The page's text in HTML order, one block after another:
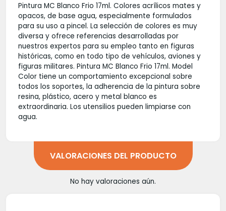
Pintura MC Blanco Frio 17ml. Colores acrílicos mates y
opacos, de base agua, especialmente formulados
para su uso a pincel. La selección de colores es muy
diversa y ofrece referencias desarrolladas por
nuestros expertos para su empleo tanto en figuras
históricas, como en todo tipo de vehículos, aviones y
figuras militares. Pintura MC Blanco Frio 17ml. Model
Color tiene un comportamiento excepcional sobre
todos los soportes, la adherencia de la pintura sobre
resina, plástico, acero y metal blanco es
extraordinaria. Los utensilios pueden limpiarse con
agua.
VALORACIONES DEL PRODUCTO
No hay valoraciones aún.